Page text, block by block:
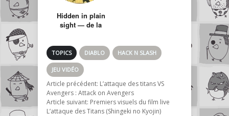
Hidden in plain
sight — de la
TOPICS DIABLO HACK N SLASH
JEU VIDÉO
Article précédent: L’attaque des titans VS
Avengers : Attack on Avengers
Article suivant: Premiers visuels du film live
L’attaque des Titans (Shingeki no Kyojin)